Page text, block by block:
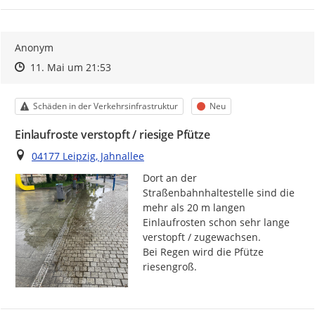
Anonym
Zeitpunkt des Erstellens
Zeitpunkt des Erstellens
11. Mai um 21:53Zur Äußerung
Kategorie
Schäden in der Verkehrsinfrastruktur Status
Neu
Einlaufroste verstopft / riesige Pfütze
Ort
04177 Leipzig, Jahnallee
Dort an der
Straßenbahnhaltestelle sind die
mehr als 20 m langen
Einlaufrosten schon sehr lange
verstopft / zugewachsen.
Bei Regen wird die Pfütze
riesengroß.